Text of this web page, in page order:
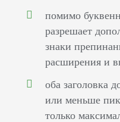
помимо
разрешает
знаки
расширения и
оба заголовка
или меньше
только